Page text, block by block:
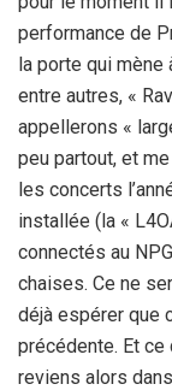
performance de
la porte qui mène
entre autres, «
appellerons «
peu partout, et
les concerts
installée (la «
connectés au
chaises. Ce ne
déjà espérer que
précédente. Et
reviens alors